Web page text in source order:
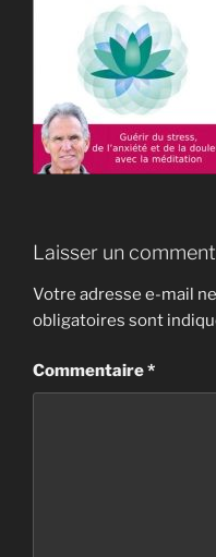
Laisser un
Votre adresse e-mail
obligatoires sont
Commentaire*